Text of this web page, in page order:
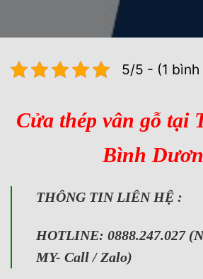
5/5 - (1 bình
Cửa thép vân gỗ tại
Bình
THÔNG TIN LIÊN HỆ :
HOTLINE: 0888.247.027
MY- Call / Zalo)